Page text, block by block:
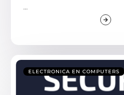
...
ELECTRONICA EN COMPUTERS